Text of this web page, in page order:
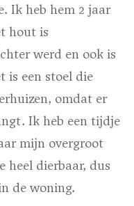
Ik heb hem 2 jaar
hout is
werd en ook is
is een stoel die
omdat er
Ik heb een tijdje
mijn overgroot
heel dierbaar, dus
de woning.